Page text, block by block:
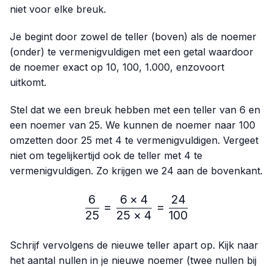
niet voor elke breuk.
Je begint door zowel de teller (boven) als de noemer
(onder) te vermenigvuldigen met een getal waardoor
de noemer exact op 10, 100, 1.000, enzovoort
uitkomt.
Stel dat we een breuk hebben met een teller van 6 en
een noemer van 25. We kunnen de noemer naar 100
omzetten door 25 met 4 te vermenigvuldigen. Vergeet
niet om tegelijkertijd ook de teller met 4 te
vermenigvuldigen. Zo krijgen we 24 aan de bovenkant.
\frac{6}{25}=\frac{6 ×
25
6
=
25 × 4
6 × 4
=
100
24
Schrijf vervolgens de nieuwe teller apart op. Kijk naar
het aantal nullen in je nieuwe noemer (twee nullen bij